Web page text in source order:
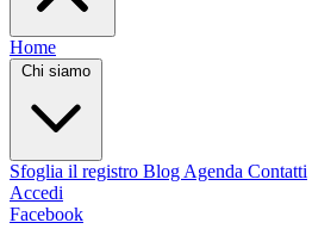
Home
Chi siamo
Sfoglia il registro Blog Agenda Contatti
Accedi
Facebook